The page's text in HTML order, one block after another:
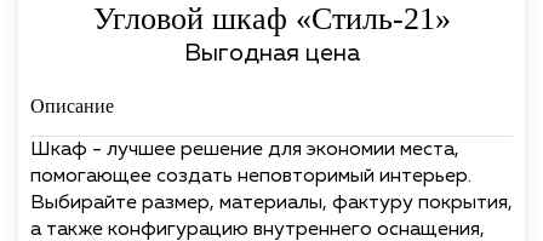
Угловой шкаф «Стиль-21»
Выгодная цена
Описание
Шкаф - лучшее решение для экономии места,
помогающее создать неповторимый интерьер.
Выбирайте размер, материалы, фактуру покрытия,
а также конфигурацию внутреннего оснащения,